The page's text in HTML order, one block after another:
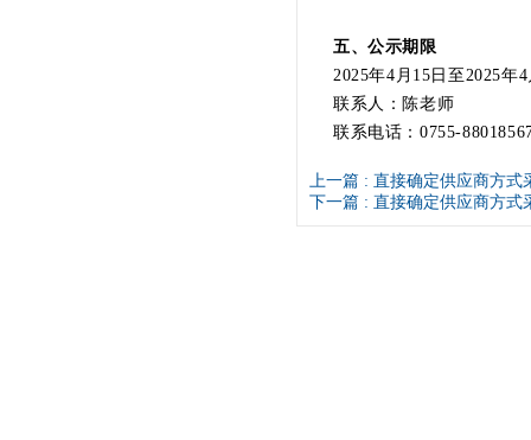
五、公示期限
2025年4月15日至2025年
联系人：陈老师
联系电话：0755-
上一篇 : 直接确定供应商方式
下一篇 : 直接确定供应商方式